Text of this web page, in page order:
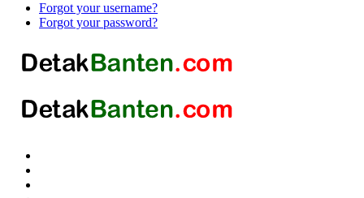
Forgot your username?
Forgot your password?